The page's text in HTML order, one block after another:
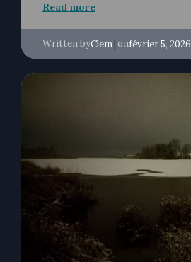
Read more
Written byClem| onfévrier 5, 2026